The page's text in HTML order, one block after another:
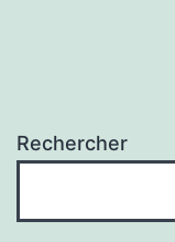
Rechercher